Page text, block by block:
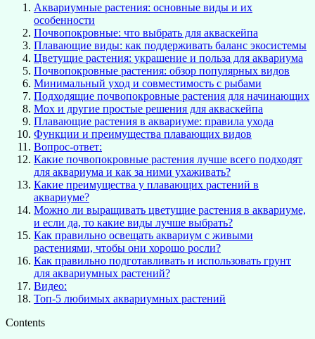
Аквариумные растения: основные виды и их
особенности
Почвопокровные: что выбрать для акваскейпа
Плавающие виды: как поддерживать баланс экосистемы
Цветущие растения: украшение и польза для аквариума
Почвопокровные растения: обзор популярных видов
Минимальный уход и совместимость с рыбами
Подходящие почвопокровные растения для начинающих
Мох и другие простые решения для акваскейпа
Плавающие растения в аквариуме: правила ухода
Функции и преимущества плавающих видов
Вопрос-ответ:
Какие почвопокровные растения лучше всего подходят
для аквариума и как за ними ухаживать?
Какие преимущества у плавающих растений в
аквариуме?
Можно ли выращивать цветущие растения в аквариуме,
и если да, то какие виды лучше выбрать?
Как правильно освещать аквариум с живыми
растениями, чтобы они хорошо росли?
Как правильно подготавливать и использовать грунт
для аквариумных растений?
Видео:
Топ-5 любимых аквариумных растений
Contents